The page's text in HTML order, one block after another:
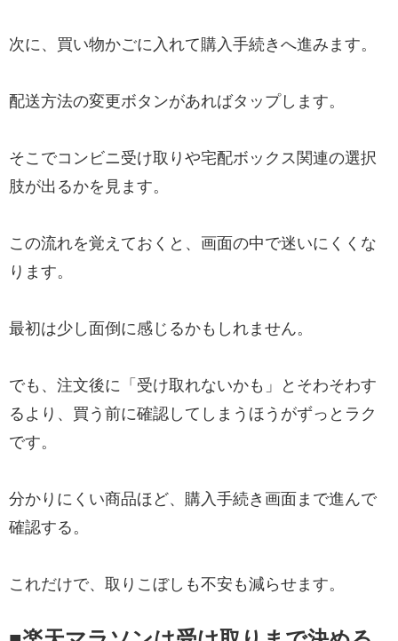
次に、買い物かごに入れて購入手続きへ進みます。
配送方法の変更ボタンがあればタップします。
そこでコンビニ受け取りや宅配ボックス関連の選択
肢が出るかを見ます。
この流れを覚えておくと、画面の中で迷いにくくな
ります。
最初は少し面倒に感じるかもしれません。
でも、注文後に「受け取れないかも」とそわそわす
るより、買う前に確認してしまうほうがずっとラク
です。
分かりにくい商品ほど、購入手続き画面まで進んで
確認する。
これだけで、取りこぼしも不安も減らせます。